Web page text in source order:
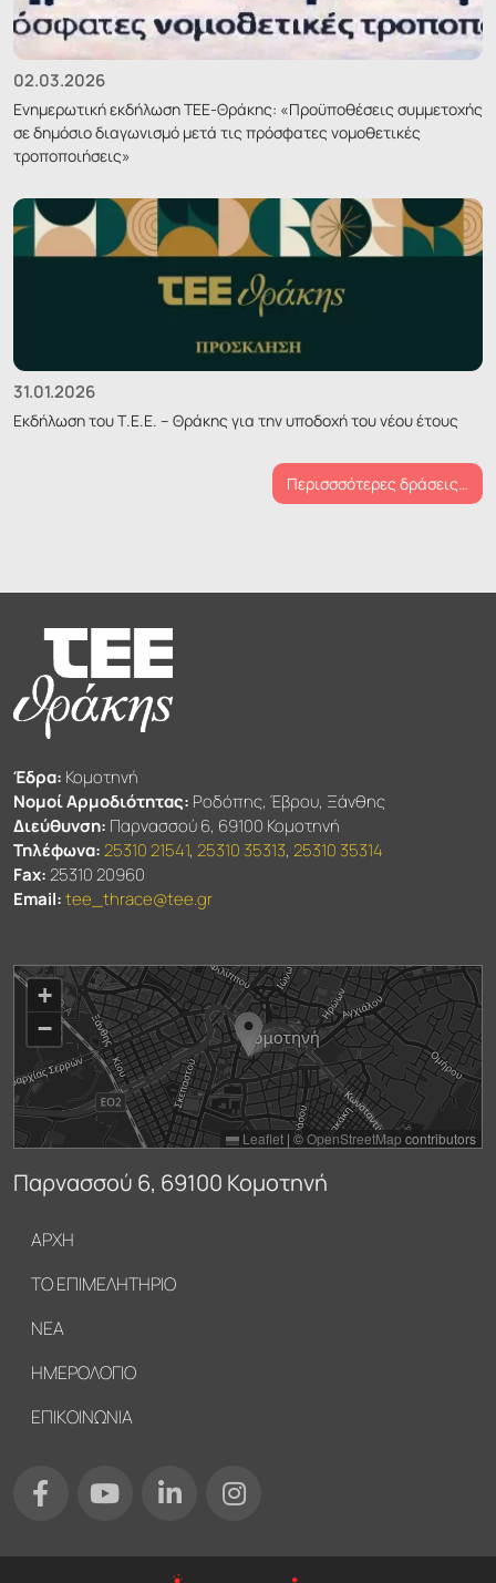
02.03.2026
Ενημερωτική εκδήλωση ΤΕΕ-Θράκης: «Προϋποθέσεις συμμετοχής
σε δημόσιο διαγωνισμό μετά τις πρόσφατες νομοθετικές
τροποποιήσεις»
31.01.2026
Εκδήλωση του Τ.Ε.Ε. – Θράκης για την υποδοχή του νέου έτους
Περισσσότερες δράσεις…
Έδρα: Κομοτηνή
Νομοί Αρμοδιότητας: Ροδόπης, Έβρου, Ξάνθης
Διεύθυνση: Παρνασσού 6, 69100 Κομοτηνή
Τηλέφωνα:25310 21541,25310 35313,25310 35314
Fax:25310 20960
Email:tee_thrace@tee.gr
Υποσέλιδο
ΑΡΧΗ
ΤΟ ΕΠΙΜΕΛΗΤΗΡΙΟ
ΝΕΑ
ΗΜΕΡΟΛΟΓΙΟ
ΕΠΙΚΟΙΝΩΝΙΑ
+
−
Leaflet | ©OpenStreetMap contributors
Παρνασσού 6, 69100 Κομοτηνή